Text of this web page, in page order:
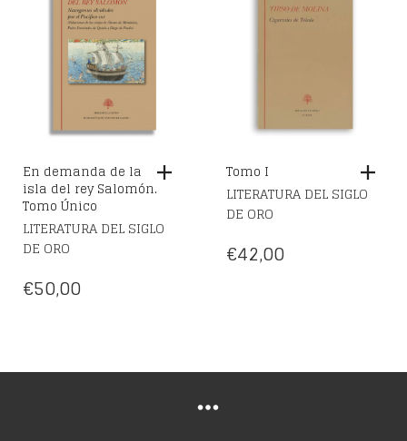
En demanda de la
isla del rey Salomón.
Tomo Único
LITERATURA DEL SIGLO
DE ORO
€50,00
Tomo I
LITERATURA DEL SIGLO
DE ORO
€42,00